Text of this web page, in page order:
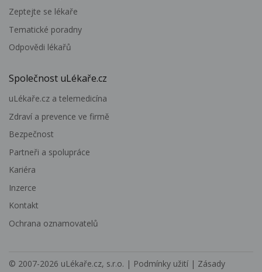
Zeptejte se lékaře
Tematické poradny
Odpovědi lékařů
Společnost uLékaře.cz
uLékaře.cz a telemedicína
Zdraví a prevence ve firmě
Bezpečnost
Partneři a spolupráce
Kariéra
Inzerce
Kontakt
Ochrana oznamovatelů
© 2007-2026 uLékaře.cz, s.r.o. | Podmínky užití | Zásady